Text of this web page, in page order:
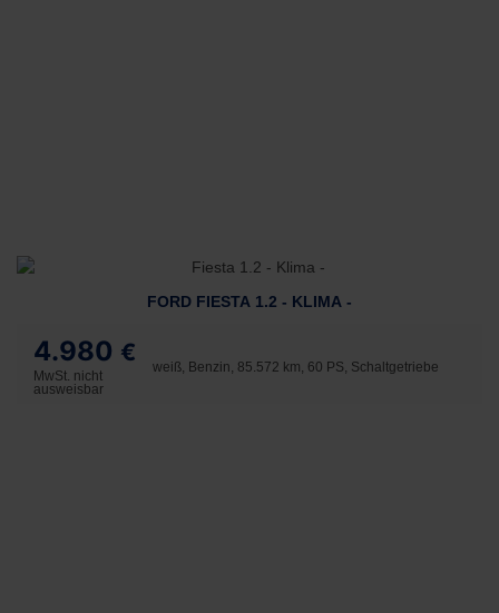
FORD FIESTA 1.2 - KLIMA -
4.980 €
MwSt. nicht
ausweisbar
weiß, Benzin, 85.572 km, 60 PS, Schaltgetriebe